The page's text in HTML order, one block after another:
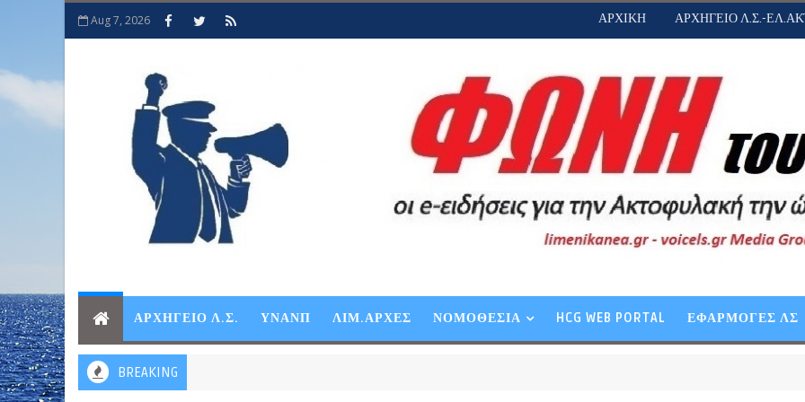
Aug 7, 2026 ΑΡΧΙΚΗ ΑΡΧΗΓΕΙΟ Λ.Σ.-
ΑΡΧΗΓΕΙΟ Λ.Σ. ΥΝΑΝΠ ΛΙΜ.ΑΡΧΕΣ ΝΟΜΟΘΕΣΙΑ HCG WEB PORTAL ΕΦΑΡΜΟΓΕΣ ΛΣ
BREAKING